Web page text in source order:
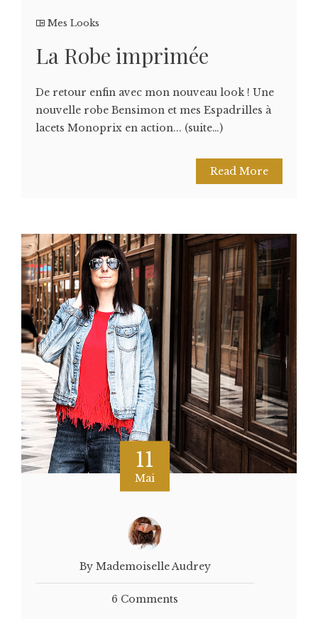
Mes Looks
La Robe imprimée
De retour enfin avec mon nouveau look ! Une
nouvelle robe Bensimon et mes Espadrilles à
lacets Monoprix en action... (suite…)
Read More
11
Mai
By Mademoiselle Audrey
6 Comments